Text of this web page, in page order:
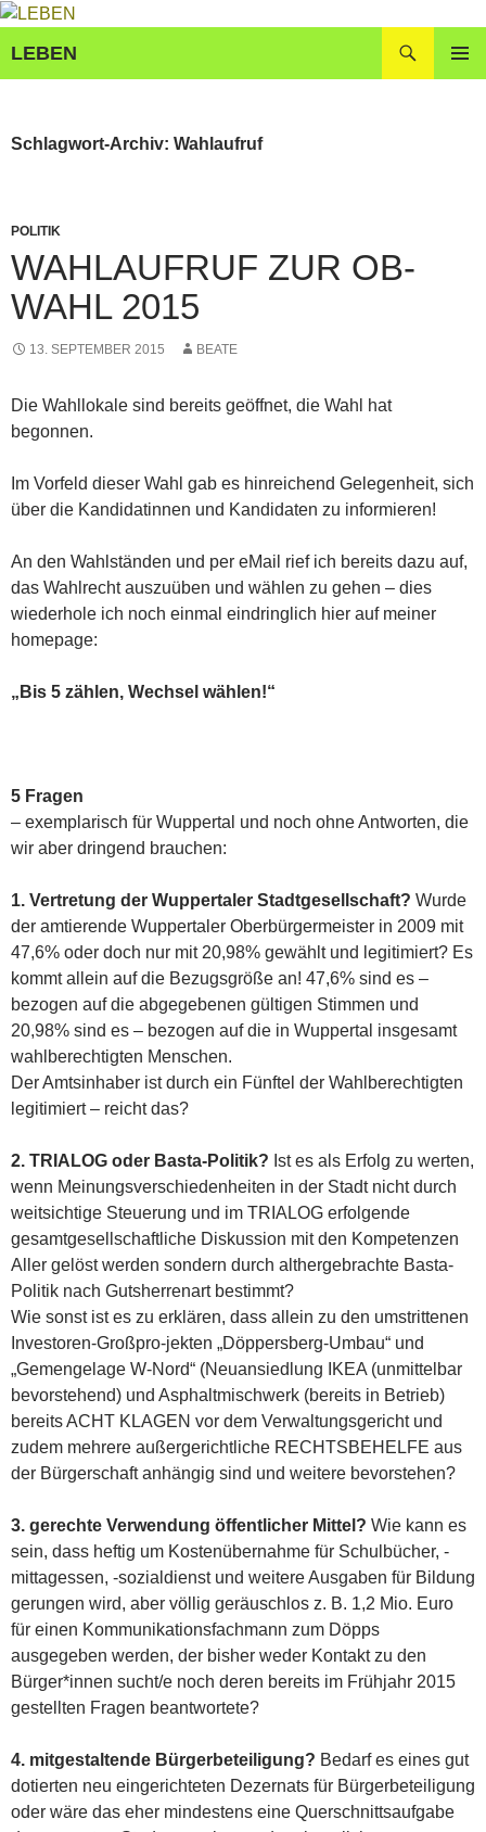
Zum
springen
LEBEN
Schlagwort-Archiv: Wahlaufruf
POLITIK
WAHLAUFRUF ZUR OB-
WAHL 2015
13. SEPTEMBER 2015 BEATE
Die Wahllokale sind bereits geöffnet, die Wahl hat
begonnen.
Im Vorfeld dieser Wahl gab es hinreichend Gelegenheit, sich
über die Kandidatinnen und Kandidaten zu informieren!
An den Wahlständen und per eMail rief ich bereits dazu auf,
das Wahlrecht auszuüben und wählen zu gehen – dies
wiederhole ich noch einmal eindringlich hier auf meiner
homepage:
„Bis 5 zählen, Wechsel wählen!“
5 Fragen
– exemplarisch für Wuppertal und noch ohne Antworten, die
wir aber dringend brauchen:
1. Vertretung der Wuppertaler Stadtgesellschaft? Wurde
der amtierende Wuppertaler Oberbürgermeister in 2009 mit
47,6% oder doch nur mit 20,98% gewählt und legitimiert? Es
kommt allein auf die Bezugsgröße an! 47,6% sind es –
bezogen auf die abgegebenen gültigen Stimmen und
20,98% sind es – bezogen auf die in Wuppertal insgesamt
wahlberechtigten Menschen.
Der Amtsinhaber ist durch ein Fünftel der Wahlberechtigten
legitimiert – reicht das?
2. TRIALOG oder Basta-Politik? Ist es als Erfolg zu werten,
wenn Meinungsverschiedenheiten in der Stadt nicht durch
weitsichtige Steuerung und im TRIALOG erfolgende
gesamtgesellschaftliche Diskussion mit den Kompetenzen
Aller gelöst werden sondern durch althergebrachte Basta-
Politik nach Gutsherrenart bestimmt?
Wie sonst ist es zu erklären, dass allein zu den umstrittenen
Investoren-Großpro-jekten „Döppersberg-Umbau“ und
„Gemengelage W-Nord“ (Neuansiedlung IKEA (unmittelbar
bevorstehend) und Asphaltmischwerk (bereits in Betrieb)
bereits ACHT KLAGEN vor dem Verwaltungsgericht und
zudem mehrere außergerichtliche RECHTSBEHELFE aus
der Bürgerschaft anhängig sind und weitere bevorstehen?
3. gerechte Verwendung öffentlicher Mittel? Wie kann es
sein, dass heftig um Kostenübernahme für Schulbücher, -
mittagessen, -sozialdienst und weitere Ausgaben für Bildung
gerungen wird, aber völlig geräuschlos z. B. 1,2 Mio. Euro
für einen Kommunikationsfachmann zum Döpps
ausgegeben werden, der bisher weder Kontakt zu den
Bürger*innen sucht/e noch deren bereits im Frühjahr 2015
gestellten Fragen beantwortete?
4. mitgestaltende Bürgerbeteiligung? Bedarf es eines gut
dotierten neu eingerichteten Dezernats für Bürgerbeteiligung
oder wäre das eher mindestens eine Querschnittsaufgabe